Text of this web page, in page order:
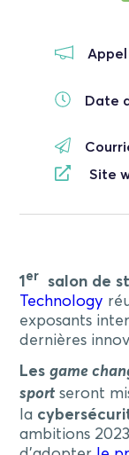
Date
Site
1 er salon de
Technology
exposants
dernières
Lesgame
sport seront
la
ambitions